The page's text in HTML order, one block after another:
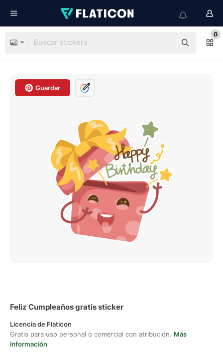
0
Guardar
Feliz Cumpleaños gratis sticker
Licencia de Flaticon
Gratis para uso personal o comercial con atribución. Más
información